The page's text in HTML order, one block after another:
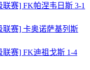
联赛] FK帕涅韦日斯 3-1
联赛] 卡奥诺萨基列斯
联赛] FK迪祖戈斯 1-4